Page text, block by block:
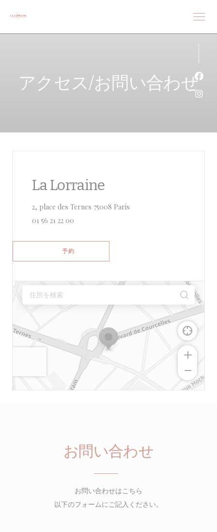
アクセス/お問い合わせ
La Lorraine
2, place des Ternes 75008 Paris
01 56 21 22 00
予約
お問い合わせ
お問い合わせはこちら
以下のフォームにご記入ください。